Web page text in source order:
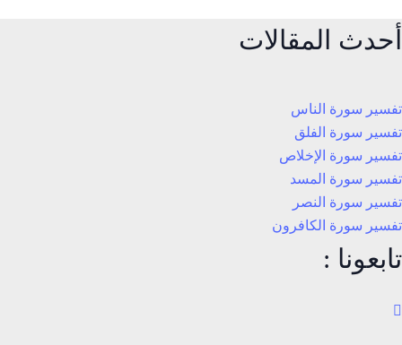
أحدث المقالات
تفسير سورة الناس
تفسير سورة الفلق
تفسير سورة الإخلاص
تفسير سورة المسد
تفسير سورة النصر
تفسير سورة الكافرون
تابعونا :